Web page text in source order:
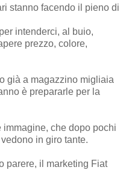
stanno facendo il pieno di
intenderci, al buio,
prezzo, colore,
già a magazzino migliaia
è prepararle per la
immagine, che dopo pochi
in giro tante.
parere, il marketing Fiat